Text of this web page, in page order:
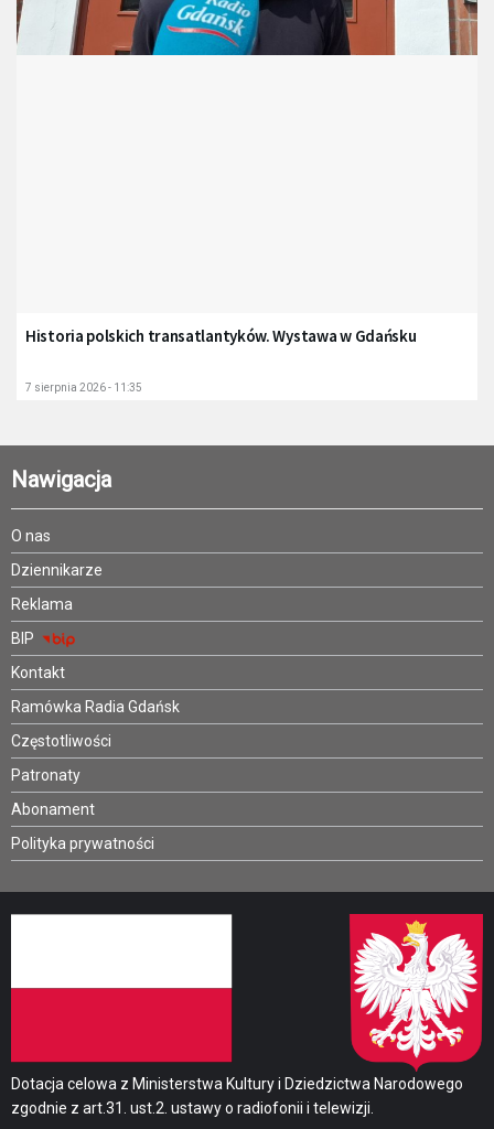
Historia polskich transatlantyków. Wystawa w Gdańsku
7 sierpnia 2026 - 11:35
Nawigacja
O nas
Dziennikarze
Reklama
BIP
Kontakt
Ramówka Radia Gdańsk
Częstotliwości
Patronaty
Abonament
Polityka prywatności
Dotacja celowa z Ministerstwa Kultury i Dziedzictwa Narodowego
zgodnie z art.31. ust.2. ustawy o radiofonii i telewizji.